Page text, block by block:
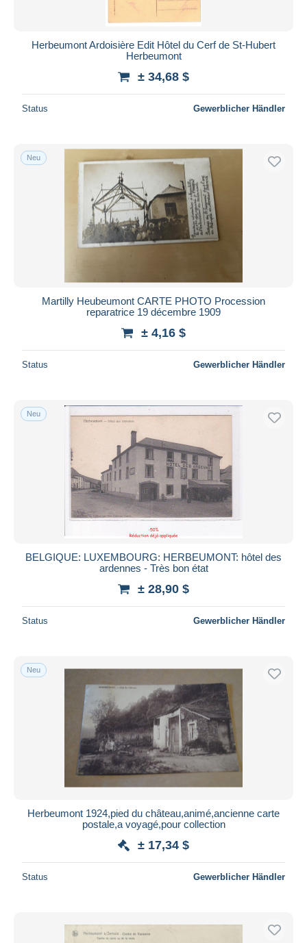
Herbeumont Ardoisière Edit Hôtel du Cerf de St-Hubert
Herbeumont
± 34,68 $
Status Gewerblicher Händler
Neu
Martilly Heubeumont CARTE PHOTO Procession
reparatrice 19 décembre 1909
± 4,16 $
Status Gewerblicher Händler
Neu
BELGIQUE: LUXEMBOURG: HERBEUMONT: hôtel des
ardennes - Très bon état
± 28,90 $
Status Gewerblicher Händler
Neu
Herbeumont 1924,pied du château,animé,ancienne carte
postale,a voyagé,pour collection
± 17,34 $
Status Gewerblicher Händler